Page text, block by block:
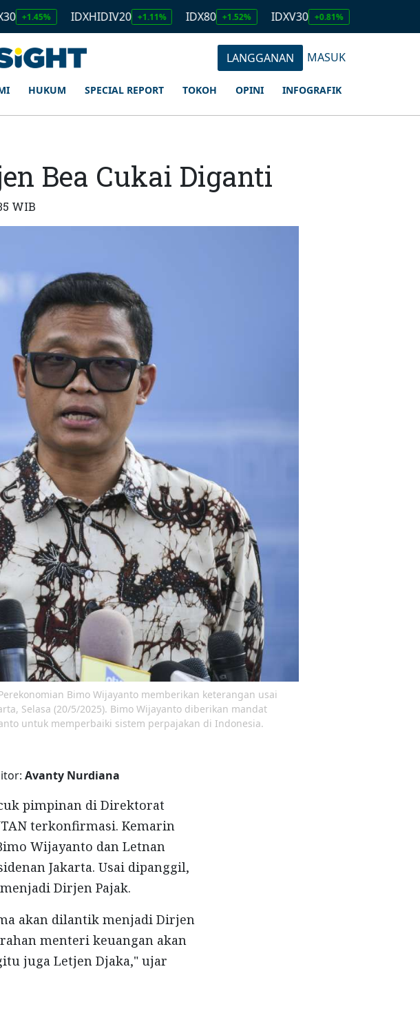
IDXHIDIV20 +1.11% IDX80 +1.52% IDXV30 +0.81% IDXQ30
LANGGANAN MASUK
HUKUM SPECIAL REPORT TOKOH OPINI INFOGRAFIK
Bea Cukai Diganti
WIB
Bimo Wijayanto memberikan keterangan usai
Selasa (20/5/2025). Bimo Wijayanto diberikan mandat
untuk memperbaiki sistem perpajakan di Indonesia.
Avanty Nurdiana
pimpinan di Direktorat
terkonfirmasi. Kemarin
Wijayanto dan Letnan
Jakarta. Usai dipanggil,
Dirjen Pajak.
akan dilantik menjadi Dirjen
menteri keuangan akan
juga Letjen Djaka," ujar